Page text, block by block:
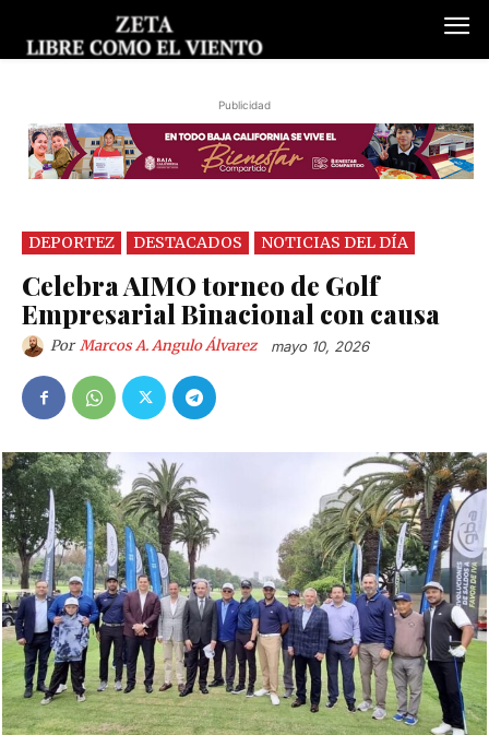
Publicidad
DEPORTEZ DESTACADOS NOTICIAS DEL DÍA
Celebra AIMO torneo de Golf
Empresarial Binacional con causa
Por Marcos A. Angulo Álvarez mayo 10, 2026